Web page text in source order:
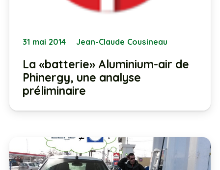
31 mai 2014 Jean-Claude Cousineau
La «batterie» Aluminium-air de
Phinergy, une analyse
préliminaire